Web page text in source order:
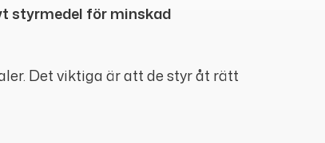
styrmedel för minskad
Det viktiga är att de styr åt rätt